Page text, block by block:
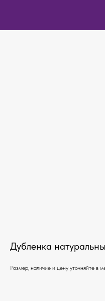
Дубленка
Размер, наличие и цену уточняйте